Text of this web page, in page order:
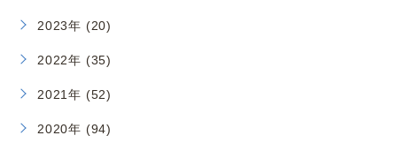
2023年 (20)
2022年 (35)
2021年 (52)
2020年 (94)